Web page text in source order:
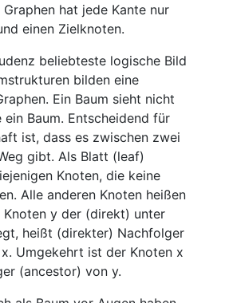
hat jede Kante nur
einen Zielknoten.
beliebteste logische Bild
bilden eine
Ein Baum sieht nicht
Baum. Entscheidend für
ist, dass es zwischen zwei
gibt. Als Blatt (leaf)
Knoten, die keine
Alle anderen Knoten heißen
Knoten y der (direkt) unter
heißt (direkter) Nachfolger
Umgekehrt ist der Knoten x
(ancestor) von y.